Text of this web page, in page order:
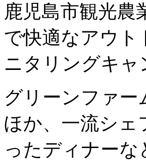
鹿児島市観光農
で快適なアウ
ニタリングキ
グリーンファ
ほか、一流シェ
ったディナー